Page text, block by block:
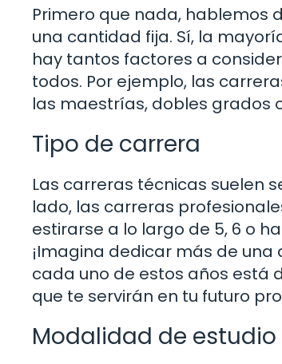
Primero que nada, hablemos
una cantidad fija. Sí, la
hay tantos factores a
todos. Por ejemplo, las
las maestrías, dobles grados
Tipo de carrera
Las carreras técnicas suelen
lado, las carreras
estirarse a lo largo de 5, 6 o
¡Imagina dedicar más de
cada uno de estos años está
que te servirán en tu futuro
Modalidad de estudio